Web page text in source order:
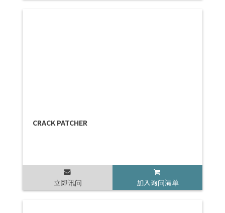
CRACK PATCHER
立即讯问 加入询问清单